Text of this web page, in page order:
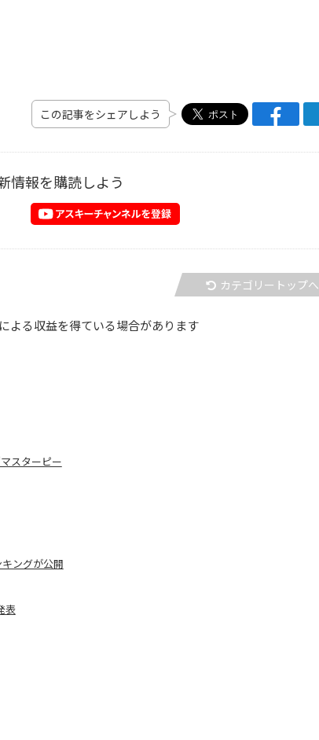
この記事をシェアしよう
情報を購読しよう
カテゴリートップへ
よる収益を得ている場合があります
スターピー
ングが公開
表